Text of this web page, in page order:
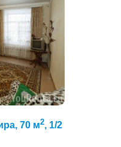
70 м2, 1/2